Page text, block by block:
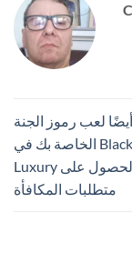
لعب رموز الجنة
الخاصة بك في Black Hawk
Luxury ويمكنك الحصول على
متطلبات المكافأة